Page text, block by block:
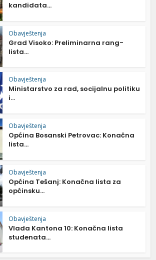
kandidata...
Obavještenja
Grad Visoko: Preliminarna rang-
lista...
Obavještenja
Ministarstvo za rad, socijalnu politiku
i...
Obavještenja
Općina Bosanski Petrovac: Konačna
lista...
Obavještenja
Općina Tešanj: Konačna lista za
općinsku...
Obavještenja
Vlada Kantona 10: Konačna lista
studenata...